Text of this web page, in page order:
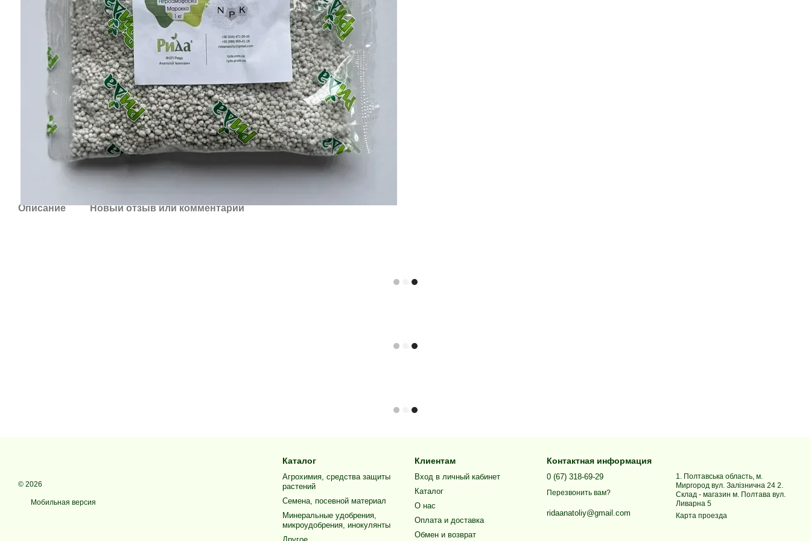
Описание Новый отзыв или комментарий
© 2026
Мобильная версия
Каталог
Агрохимия, средства защиты
растений
Семена, посевной материал
Минеральные удобрения,
микроудобрения, инокулянты
Клиентам
Вход в личный кабинет
Каталог
О нас
Оплата и доставка
Обмен и возврат
Контактная информация
0 (67) 318-69-29
Перезвонить вам?
ridaanatoliy@gmail.com
1. Полтавська область, м.
Миргород вул. Залізнична 24 2.
Склад - магазин м. Полтава вул.
Ливарна 5
Карта проезда